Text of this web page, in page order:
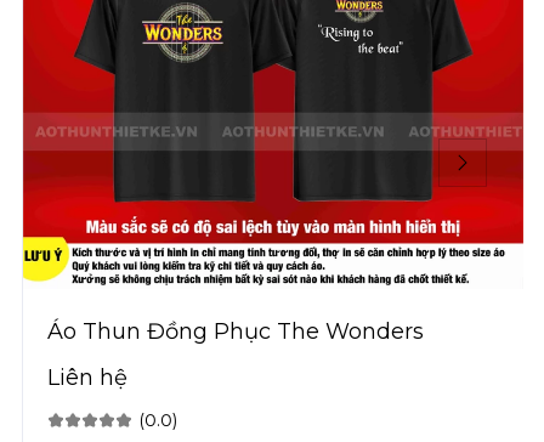
Áo Thun Đồng Phục The Wonders
Liên hệ
(0.0)